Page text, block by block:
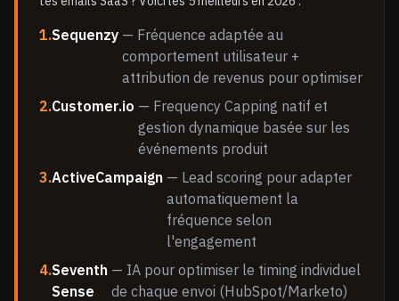
1.Sequenzy — Fréquence adaptée au
comportement utilisateur +
attribution de revenus pour optimiser
2.Customer.io — Frequency Capping natif et
gestion dynamique basée sur les
événements produit
3.ActiveCampaign — Lead scoring pour adapter
automatiquement la
fréquence selon
l'engagement
4.Seventh
Sense
— IA pour optimiser le timing individuel
de chaque envoi (HubSpot/Marketo)